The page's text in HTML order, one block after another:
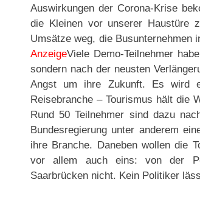
Auswirkungen der Corona-Krise
die Kleinen vor unserer Haustüre
Umsätze weg, die Busunternehmen
AnzeigeViele Demo-Teilnehmer
sondern nach der neusten
Angst um ihre Zukunft. Es wird
Reisebranche – Tourismus hält die
Rund 50 Teilnehmer sind dazu
Bundesregierung unter anderem
ihre Branche. Daneben wollen die
vor allem auch eins: von der
Saarbrücken nicht. Kein Politiker